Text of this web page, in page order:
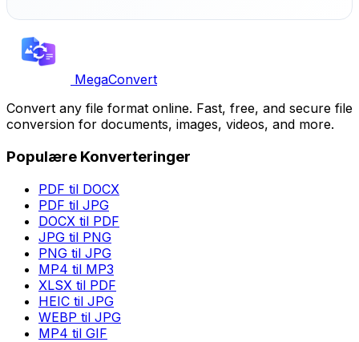
MegaConvert
Convert any file format online. Fast, free, and secure file
conversion for documents, images, videos, and more.
Populære Konverteringer
PDF til DOCX
PDF til JPG
DOCX til PDF
JPG til PNG
PNG til JPG
MP4 til MP3
XLSX til PDF
HEIC til JPG
WEBP til JPG
MP4 til GIF